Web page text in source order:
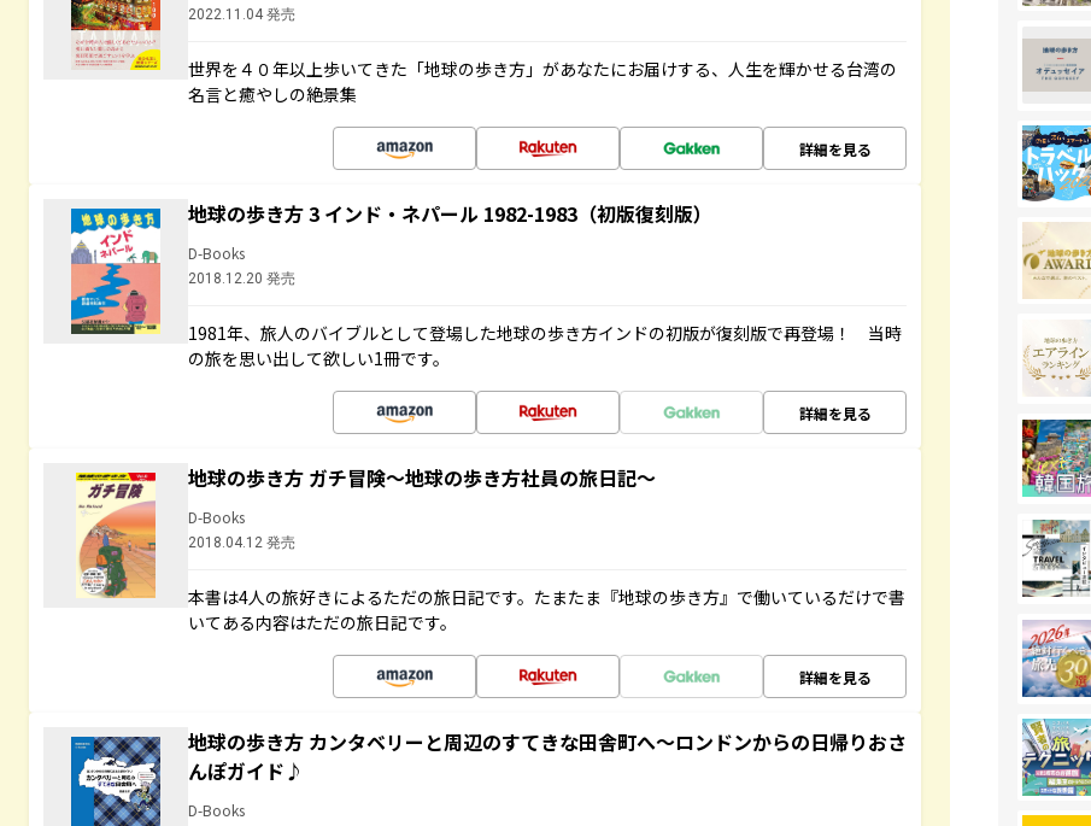
2022.11.04 発売
世界を４０年以上歩いてきた「地球の歩き方」があなたにお届けする、人生を輝かせる台湾の
名言と癒やしの絶景集
詳細を見る
地球の歩き方 3 インド・ネパール 1982-1983（初版復刻版）
D-Books
2018.12.20 発売
1981年、旅人のバイブルとして登場した地球の歩き方インドの初版が復刻版で再登場！ 当時
の旅を思い出して欲しい1冊です。
詳細を見る
地球の歩き方 ガチ冒険～地球の歩き方社員の旅日記～
D-Books
2018.04.12 発売
本書は4人の旅好きによるただの旅日記です。たまたま『地球の歩き方』で働いているだけで書
いてある内容はただの旅日記です。
詳細を見る
地球の歩き方 カンタベリーと周辺のすてきな田舎町へ～ロンドンからの日帰りおさ
んぽガイド♪
D-Books